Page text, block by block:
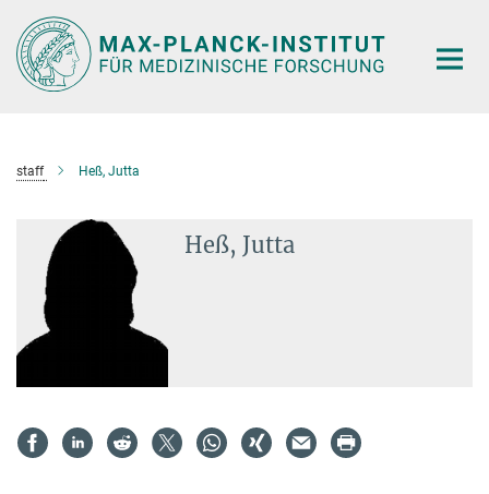
Hauptinhalt
staff Heß, Jutta
Heß, Jutta